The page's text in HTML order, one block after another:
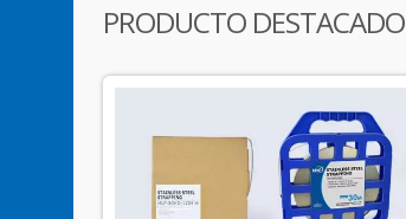
PRODUCTO DESTACADO